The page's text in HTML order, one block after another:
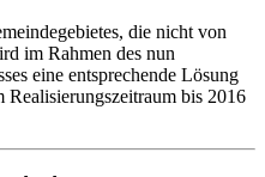
die nicht von
im Rahmen des nun
eine entsprechende Lösung
bis 2016